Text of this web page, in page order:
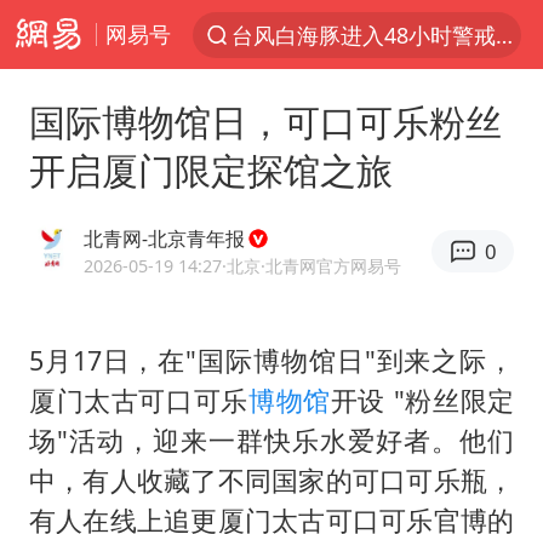
网易号
以“新”破局 首发经济点亮城市消费活力
中方回应是否在太平洋海底开采稀土
宇树科技王兴兴身家有望超200亿元
CIA被曝已秘密设立古巴工作组
U17国足1分钟轰2球
泰国一女公务员妆容引争议 本人回应
法国下周开始禁止未经同意的电话营销
国际博物馆日，可口可乐粉丝
开启厦门限定探馆之旅
北青网-北京青年报
2026-05-19 14:27·北京·北青网官方网易号
0
5月17日，在"国际博物馆日"到来之际，
厦门太古可口可乐博物馆开设 "粉丝限定
场"活动，迎来一群快乐水爱好者。他们
中，有人收藏了不同国家的可口可乐瓶，
有人在线上追更厦门太古可口可乐官博的